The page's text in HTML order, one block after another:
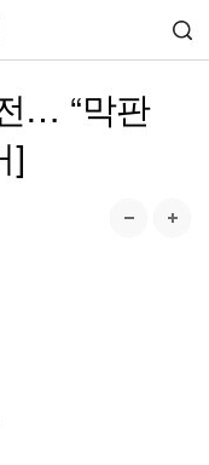
… “막판
]